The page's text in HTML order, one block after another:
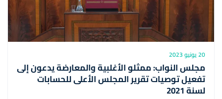
20 يونيو 2023
مجلس النواب: ممثلو الأغلبية والمعارضة يدعون إلى
تفعيل توصيات تقرير المجلس الأعلى للحسابات
لسنة 2021